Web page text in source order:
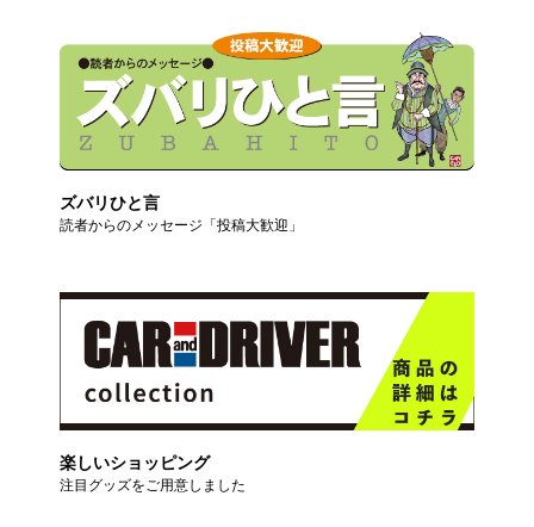
ズバリひと言
読者からのメッセージ「投稿大歓迎」
楽しいショッピング
注目グッズをご用意しました